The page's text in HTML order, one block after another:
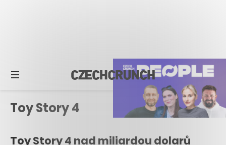
Toy Story 4
Toy Story 4 nad miliardou dolarů